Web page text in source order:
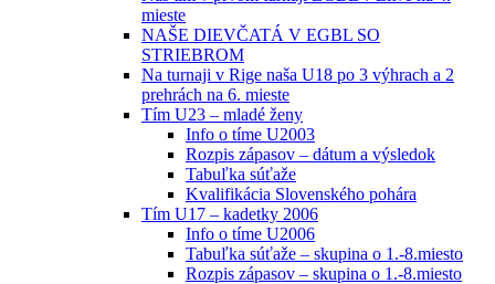
mieste
NAŠE DIEVČATÁ V EGBL SO
STRIEBROM
Na turnaji v Rige naša U18 po 3 výhrach a 2
prehrách na 6. mieste
Tím U23 – mladé ženy
Info o tíme U2003
Rozpis zápasov – dátum a výsledok
Tabuľka súťaže
Kvalifikácia Slovenského pohára
Tím U17 – kadetky 2006
Info o tíme U2006
Tabuľka súťaže – skupina o 1.-8.miesto
Rozpis zápasov – skupina o 1.-8.miesto